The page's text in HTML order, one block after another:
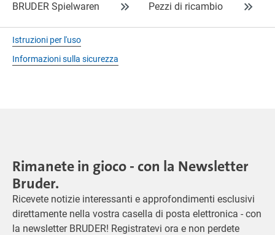
BRUDER Spielwaren Pezzi di ricambio
Istruzioni per l'uso
Informazioni sulla sicurezza
Rimanete in gioco - con la Newsletter
Bruder.
Ricevete notizie interessanti e approfondimenti esclusivi
direttamente nella vostra casella di posta elettronica - con
la newsletter BRUDER! Registratevi ora e non perdete